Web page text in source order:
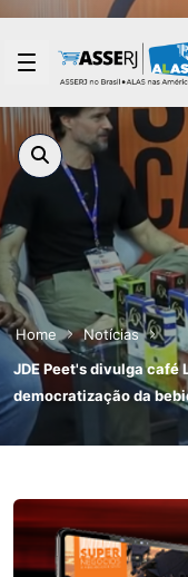
Pular para o
Home
Notícias
JDE Peet's divulga café
democratização da